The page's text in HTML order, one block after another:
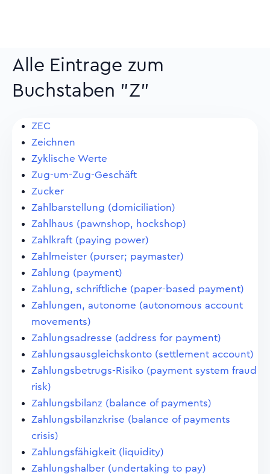
Alle Eintrage zum
Buchstaben "Z"
ZEC
Zeichnen
Zyklische Werte
Zug-um-Zug-Geschäft
Zucker
Zahlbarstellung (domiciliation)
Zahlhaus (pawnshop, hockshop)
Zahlkraft (paying power)
Zahlmeister (purser; paymaster)
Zahlung (payment)
Zahlung, schriftliche (paper-based payment)
Zahlungen, autonome (autonomous account
movements)
Zahlungsadresse (address for payment)
Zahlungsausgleichskonto (settlement account)
Zahlungsbetrugs-Risiko (payment system fraud
risk)
Zahlungsbilanz (balance of payments)
Zahlungsbilanzkrise (balance of payments
crisis)
Zahlungsfähigkeit (liquidity)
Zahlungshalber (undertaking to pay)